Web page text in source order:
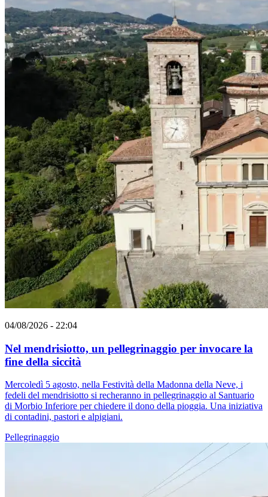
04/08/2026 - 22:04
Nel mendrisiotto, un pellegrinaggio per invocare la
fine della siccità
Mercoledì 5 agosto, nella Festività della Madonna della Neve, i
fedeli del mendrisiotto si recheranno in pellegrinaggio al Santuario
di Morbio Inferiore per chiedere il dono della pioggia. Una iniziativa
di contadini, pastori e alpigiani.
Pellegrinaggio